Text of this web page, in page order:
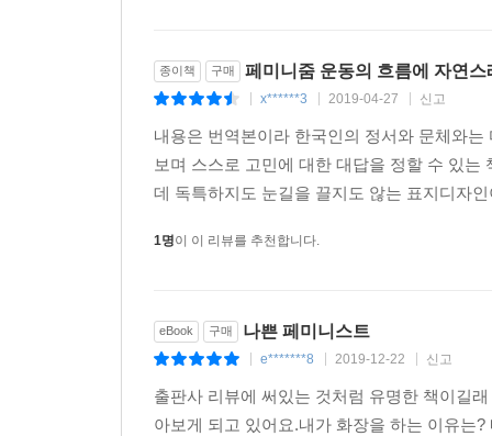
의 역사와는 아무 상관없는, 소외 계층의 트라우
웃길 듯 말 듯한 광대극을 만들며 허영심과 과시
페미니즘의 어깨에 너무 무거운 짐을 지우고 있
을 읽으면서 급격히 피로해지기 시작했는데 그
은 버틀러가 주장했듯이 여성이 되는 옳은 방법
종이책 구매 페미니줌 운동의 흐름에 자연
x******3 2019-04-27 신고
내용은 번역본이라 한국인의 정서와 문체와
보며 스스로 고민에 대한 대답을 정할 수 있
데 독특하지도 눈길을 끌지도 않는 표지디자
1명이 이 리뷰를 추천합니다.
eBook 구매 나쁜 페미니스트
e*******8 2019-12-22 신고
출판사 리뷰에 써있는 것처럼 유명한 책이길
아보게 되고 있어요.내가 화장을 하는 이유는